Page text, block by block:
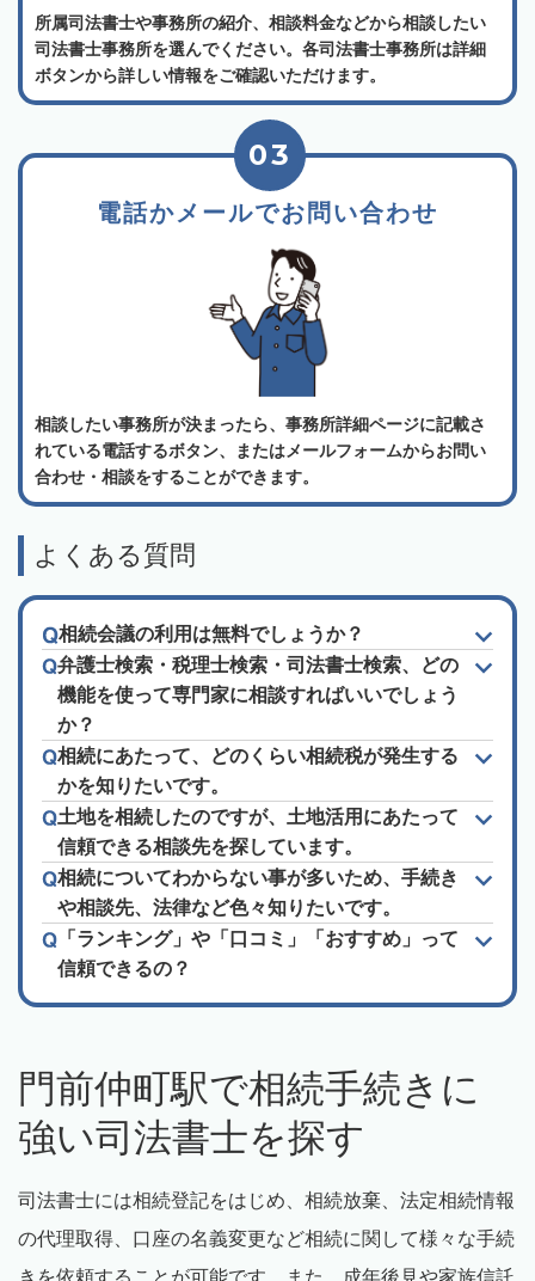
所属司法書士や事務所の紹介、相談料金などから相談したい
司法書士事務所を選んでください。各司法書士事務所は詳細
ボタンから詳しい情報をご確認いただけます。
電話かメールでお問い合わせ
03
相談したい事務所が決まったら、事務所詳細ページに記載さ
れている電話するボタン、またはメールフォームからお問い
合わせ・相談をすることができます。
よくある質問
相続会議の利用は無料でしょうか？
弁護士検索・税理士検索・司法書士検索、どの
機能を使って専門家に相談すればいいでしょう
か？
相続にあたって、どのくらい相続税が発生する
かを知りたいです。
土地を相続したのですが、土地活用にあたって
信頼できる相談先を探しています。
相続についてわからない事が多いため、手続き
や相談先、法律など色々知りたいです。
「ランキング」や「口コミ」「おすすめ」って
信頼できるの？
門前仲町駅で相続手続きに
強い司法書士を探す
司法書士には相続登記をはじめ、相続放棄、法定相続情報
の代理取得、口座の名義変更など相続に関して様々な手続